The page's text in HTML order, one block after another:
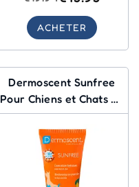
ACHETER
Dermoscent Sunfree
Pour Chiens et Chats 30
Ml